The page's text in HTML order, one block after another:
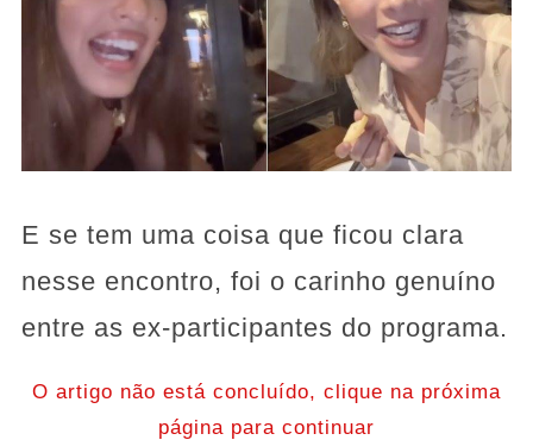
E se tem uma coisa que ficou clara
nesse encontro, foi o carinho genuíno
entre as ex-participantes do programa.
O artigo não está concluído, clique na próxima
página para continuar